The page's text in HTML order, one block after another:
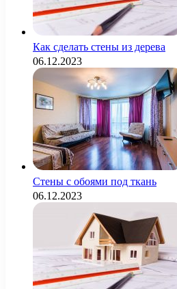
Как сделать стены из дерева
06.12.2023
Стены с обоями под ткань
06.12.2023